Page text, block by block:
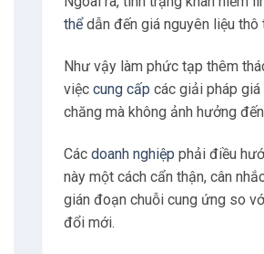
thểdẫn đến giá nguyên liệu thô
Như vậy làm phức tạp thêm
việc cung cấp các giải pháp
chăng mà không ảnh hưởng
Các doanh nghiệp phải điều
này một cách cẩn thận, cân
gián đoạn chuỗi cung ứng so
đổi mới.